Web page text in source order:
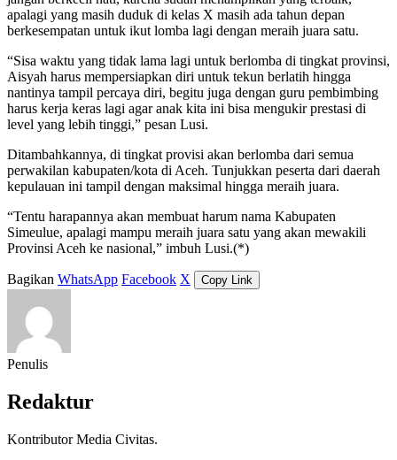
apalagi yang masih duduk di kelas X masih ada tahun depan
berkesempatan untuk ikut lomba lagi dengan meraih juara satu.
“Sisa waktu yang tidak lama lagi untuk berlomba di tingkat provinsi,
Aisyah harus mempersiapkan diri untuk tekun berlatih hingga
nantinya tampil percaya diri, begitu juga dengan guru pembimbing
harus kerja keras lagi agar anak kita ini bisa mengukir prestasi di
level yang lebih tinggi,” pesan Lusi.
Ditambahkannya, di tingkat provisi akan berlomba dari semua
perwakilan kabupaten/kota di Aceh. Tunjukkan peserta dari daerah
kepulauan ini tampil dengan maksimal hingga meraih juara.
“Tentu harapannya akan membuat harum nama Kabupaten
Simeulue, apalagi mampu meraih juara satu yang akan mewakili
Provinsi Aceh ke nasional,” imbuh Lusi.(*)
Bagikan WhatsApp Facebook X Copy Link
Penulis
Redaktur
Kontributor Media Civitas.